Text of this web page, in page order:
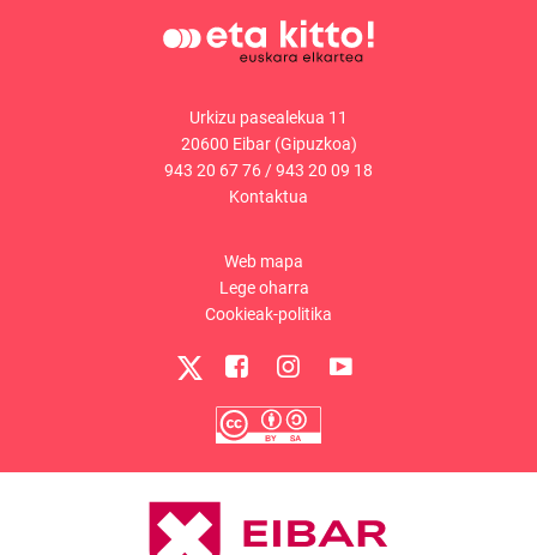
Urkizu pasealekua 11
20600 Eibar (Gipuzkoa)
943 20 67 76 /943 20 09 18
Kontaktua
Web mapa
Lege oharra
Cookieak-politika